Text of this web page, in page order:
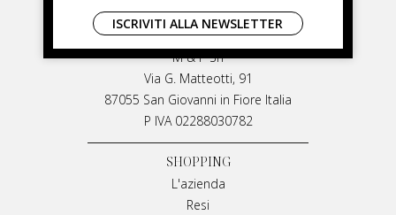
LIVIANA MIRARCHI
M & P Srl
Via G. Matteotti, 91
87055 San Giovanni in Fiore Italia
P IVA 02288030782
SHOPPING
L'azienda
Resi
ISCRIVITI ALLA NEWSLETTER